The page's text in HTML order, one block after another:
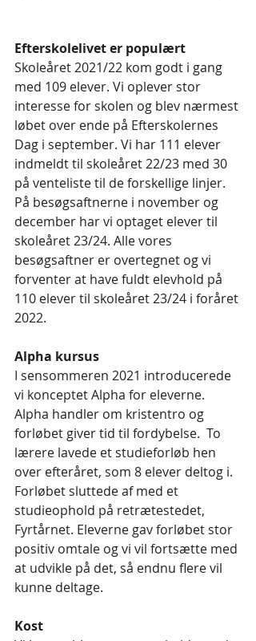
Efterskolelivet er populært
Skoleåret 2021/22 kom godt i gang
med 109 elever. Vi oplever stor
interesse for skolen og blev nærmest
løbet over ende på Efterskolernes
Dag i september. Vi har 111 elever
indmeldt til skoleåret 22/23 med 30
på venteliste til de forskellige linjer.
På besøgsaftnerne i november og
december har vi optaget elever til
skoleåret 23/24. Alle vores
besøgsaftner er overtegnet og vi
forventer at have fuldt elevhold på
110 elever til skoleåret 23/24 i foråret
2022.
Alpha kursus
I sensommeren 2021 introducerede
vi konceptet Alpha for eleverne.
Alpha handler om kristentro og
forløbet giver tid til fordybelse.  To
lærere lavede et studieforløb hen
over efteråret, som 8 elever deltog i.
Forløbet sluttede af med et
studieophold på retrætestedet,
Fyrtårnet. Eleverne gav forløbet stor
positiv omtale og vi vil fortsætte med
at udvikle på det, så endnu flere vil
kunne deltage.
Kost